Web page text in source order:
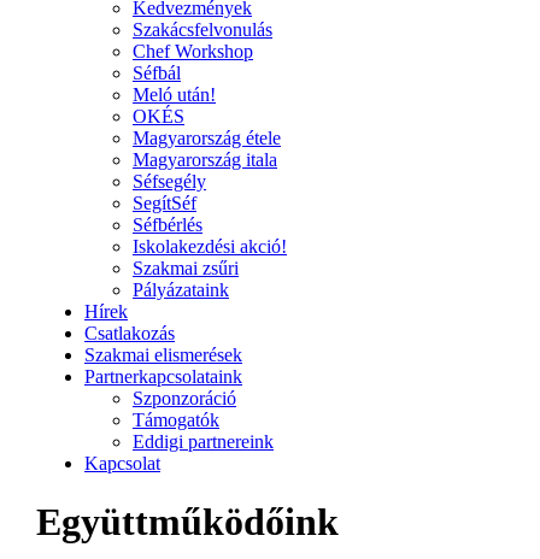
Kedvezmények
Szakácsfelvonulás
Chef Workshop
Séfbál
Meló után!
OKÉS
Magyarország étele
Magyarország itala
Séfsegély
SegítSéf
Séfbérlés
Iskolakezdési akció!
Szakmai zsűri
Pályázataink
Hírek
Csatlakozás
Szakmai elismerések
Partnerkapcsolataink
Szponzoráció
Támogatók
Eddigi partnereink
Kapcsolat
Együttműködőink